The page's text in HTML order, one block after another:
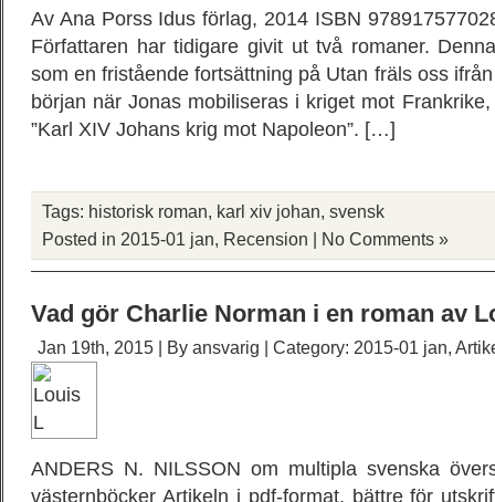
Av Ana Porss Idus förlag, 2014 ISBN
Författaren har tidigare givit ut två romaner.
som en fristående fortsättning på Utan fräls oss
början när Jonas mobiliseras i kriget mot
”Karl XIV Johans krig mot Napoleon”. […]
Tags: historisk roman, karl xiv johan, svensk
Posted in 2015-01 jan, Recension | No Comments »
Vad gör Charlie Norman i en roman av
Jan 19th, 2015 | By ansvarig | Category: 2015-01 jan,
ANDERS N. NILSSON om multipla svenska
västernböcker Artikeln i pdf-format, bättre för